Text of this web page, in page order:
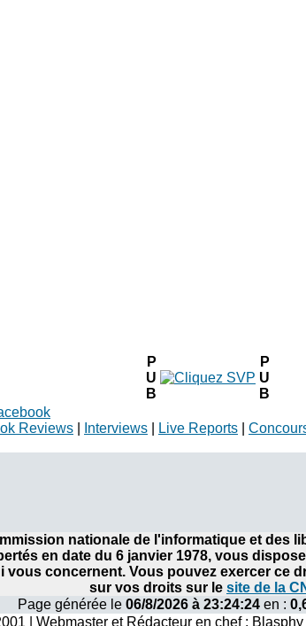
P
U
B
P
U
B
Reviews Interviews Live Reports
nationale de l'informatique et des
en date du 6 janvier 1978, vous
concernent. Vous pouvez exercer ce
sur vos droits sur le site de la
Page générée le 06/8/2026 à 23:24:24 en :
| Webmaster et Rédacteur en chef :